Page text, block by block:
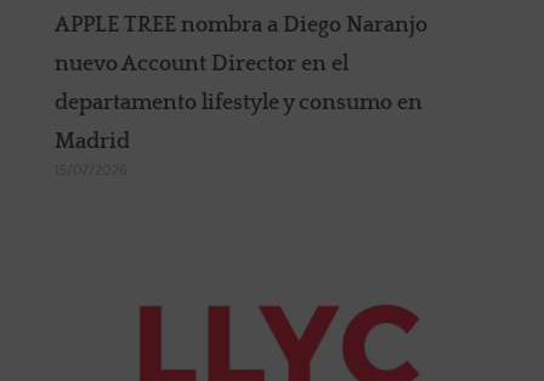
APPLE TREE nombra a Diego Naranjo
nuevo Account Director en el
departamento lifestyle y consumo en
Madrid
15/07/2026